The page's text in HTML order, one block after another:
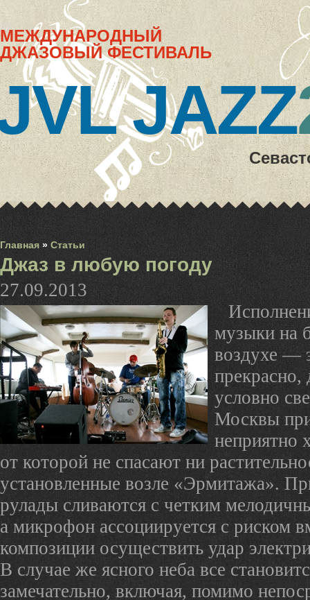
Главная » Статьи
Джаз в любую погоду
27.09.2013
музыки на
воздухе —
прекрасно,
условно
Москвы
неприятно
от которой не спасают ни
установленные возле «Эрмитажа».
рулады сливаются с четким
а микрофон ассоциируется с риском
композиции осуществить удар
В случае же ясного неба все
замечательно, включая, помимо
МЕЖДУНАРОДНЫЙ
ДЖАЗОВЫЙ ФЕСТИВАЛЬ
JAZZ